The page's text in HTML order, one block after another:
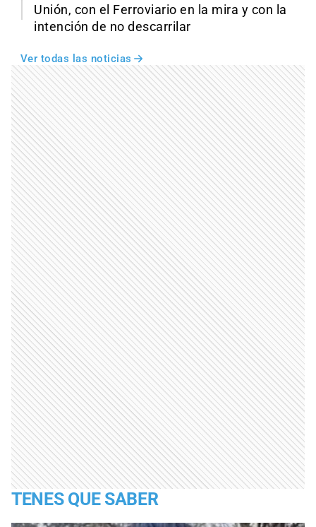
Unión, con el Ferroviario en la mira y con la
intención de no descarrilar
Ver todas las noticias
TENES QUE SABER